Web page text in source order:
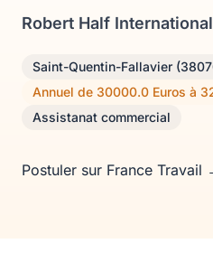
Robert Half International
Saint-Quentin-Fallavier
Annuel de 30000.0 Euros à
Assistanat commercial
Postuler sur France Travail